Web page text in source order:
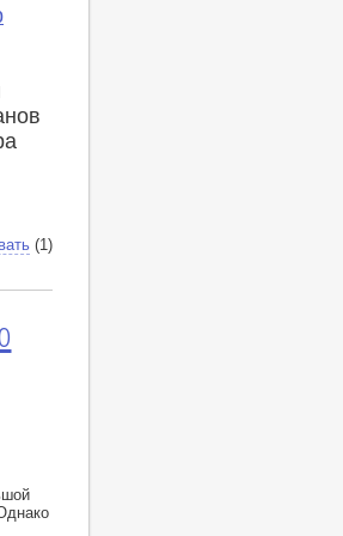
(1)